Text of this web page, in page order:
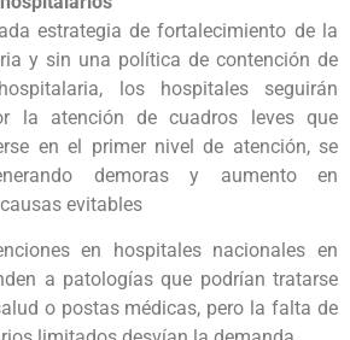
estrategia de fortalecimiento de la
y sin una política de contención de
los hospitales seguirán
la atención de cuadros leves que
en el primer nivel de atención, se
demoras y aumento en
evitables
en hospitales nacionales en
a patologías que podrían tratarse
o postas médicas, pero la falta de